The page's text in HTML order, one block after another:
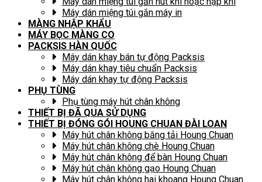
Máy dán miệng túi gắn máy in
MÀNG NHẬP KHẨU
MÁY BỌC MÀNG CO
PACKSIS HÀN QUỐC
Máy dán khay bán tự động Packsis
Máy dán khay tiêu chuẩn Packsis
Máy dán khay tự động Packsis
PHỤ TÙNG
Phụ tùng máy hút chân không
THIẾT BỊ ĐÃ QUA SỬ DỤNG
THIẾT BỊ ĐÓNG GÓI HOUNG CHUAN ĐÀI LOAN
Máy hút chân không băng tải Houng Chuan
Máy hút chân không chè Houng Chuan
Máy hút chân không để bàn Houng Chuan
Máy hút chân không gạo Houng Chuan
Máy hút chân không hai khoang Houng Chuan